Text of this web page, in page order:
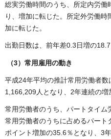
総実労働時間のうち、所定内労
り、増加に転じた。所定外労働
加に転じた。
出勤日数は、前年差0.3日増の18.7
（3）常用雇用の動き
平成24年平均の推計常用労働者
1,166,209人となり、2年連続の増
常用労働者のうち、パートタイ
常用労働者のうちに占めるパー
ポイント増加の35.6％となり、3